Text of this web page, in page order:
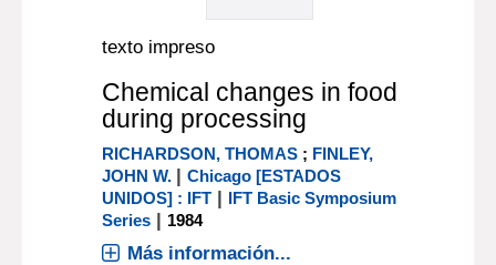
texto impreso
Chemical changes in food
during processing
RICHARDSON, THOMAS ; FINLEY,
JOHN W. |Chicago [ESTADOS
UNIDOS] : IFT | IFT Basic Symposium
Series | 1984
Más información...